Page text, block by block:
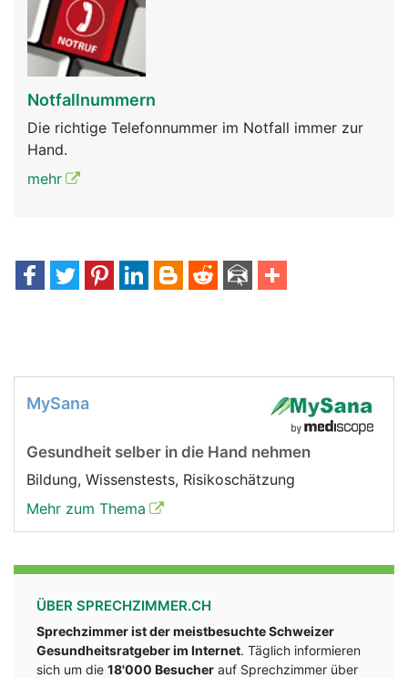
Notfallnummern
Die richtige Telefonnummer im Notfall immer zur
Hand.
mehr
MySana
Gesundheit selber in die Hand nehmen
Bildung, Wissenstests, Risikoschätzung
Mehr zum Thema
ÜBER SPRECHZIMMER.CH
Sprechzimmer ist der meistbesuchte Schweizer
Gesundheitsratgeber im Internet. Täglich informieren
sich um die 18'000 Besucher auf Sprechzimmer über